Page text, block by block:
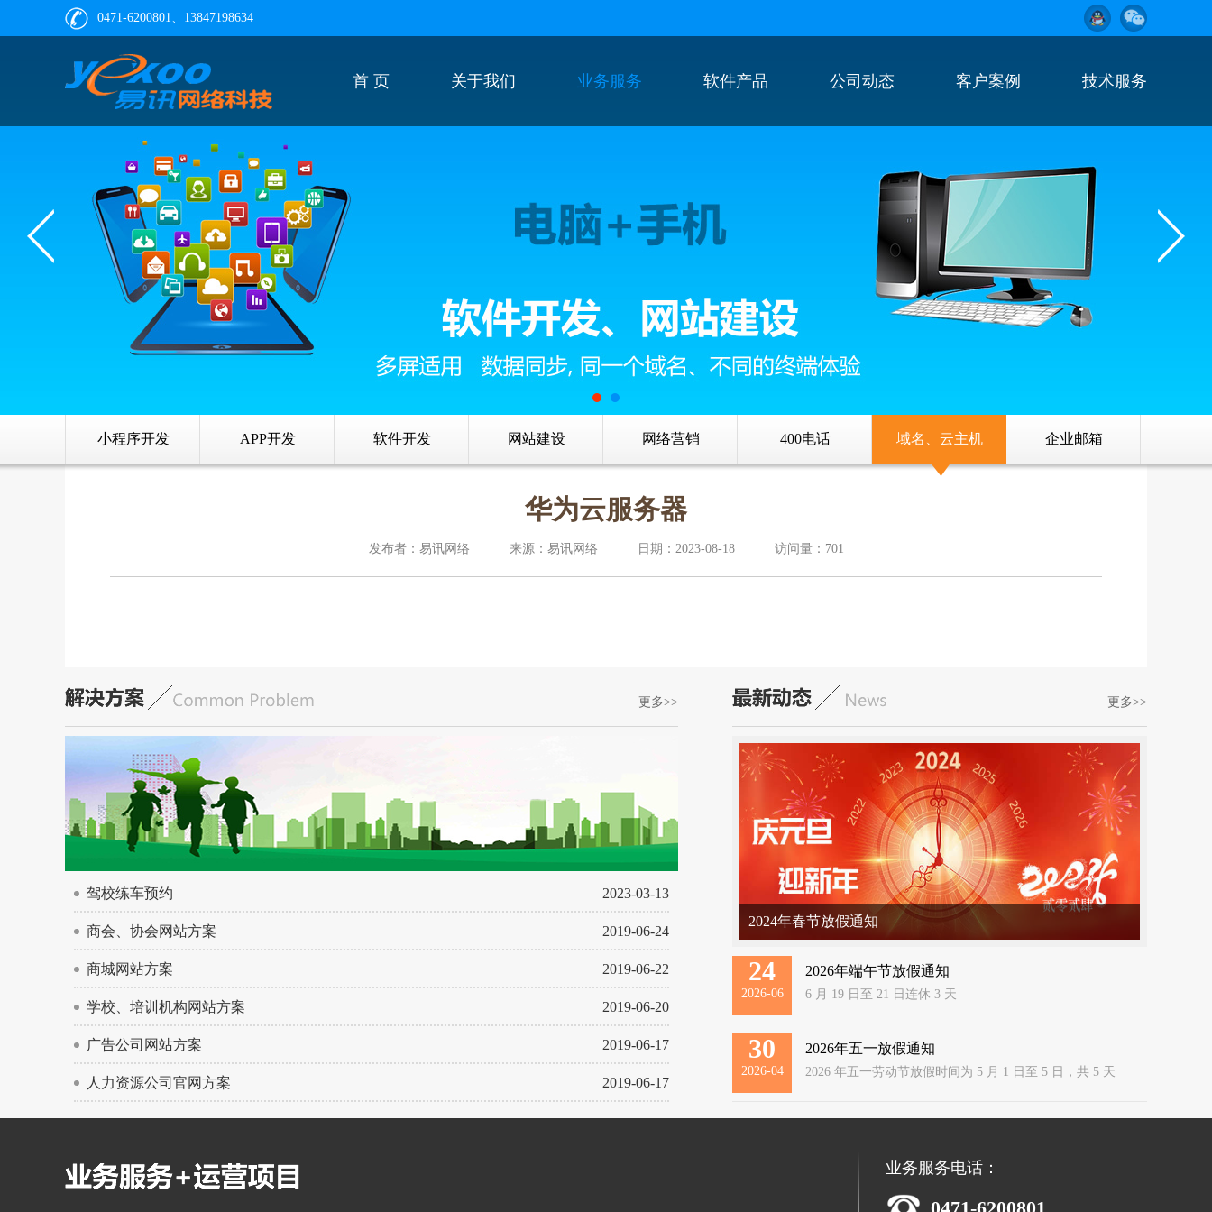
0471-6200801、13847198634
首 页 关于我们 业务服务 软件产品 公司动态 客户案例 技术服务
小程序开发 APP开发 软件开发 网站建设 网络营销 400电话 域名、云主机 企业邮箱
华为云服务器
发布者：易讯网络 来源：易讯网络 日期：2023-08-18 访问量：701
更多>>
驾校练车预约 2023-03-13
商会、协会网站方案 2019-06-24
商城网站方案 2019-06-22
学校、培训机构网站方案 2019-06-20
广告公司网站方案 2019-06-17
人力资源公司官网方案 2019-06-17
更多>>
2024年春节放假通知
24
2026-06
2026年端午节放假通知
6 月 19 日至 21 日连休 3 天
30
2026-04
2026年五一放假通知
2026 年五一劳动节放假时间为 5 月 1 日至 5 日，共 5 天‌
业务服务电话：